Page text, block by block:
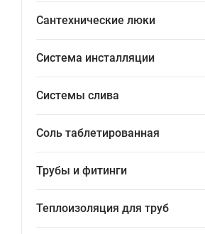
Сантехнические люки
Система инсталляции
Системы слива
Соль таблетированная
Трубы и фитинги
Теплоизоляция для труб